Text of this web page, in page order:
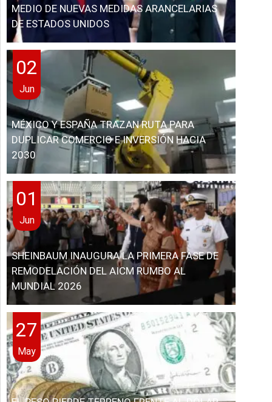
MEDIO DE NUEVAS MEDIDAS ARANCELARIAS
DE ESTADOS UNIDOS
02
Jun
MÉXICO Y ESPAÑA TRAZAN RUTA PARA
DUPLICAR COMERCIO E INVERSIÓN HACIA
2030
01
Jun
SHEINBAUM INAUGURA LA PRIMERA FASE DE
REMODELACIÓN DEL AICM RUMBO AL
MUNDIAL 2026
27
May